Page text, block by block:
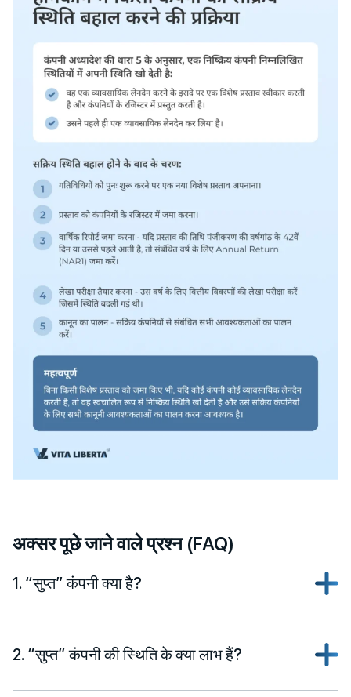
अक्सर पूछे जाने वाले प्रश्न (FAQ)
1. “सुप्त” कंपनी क्या है?
2. “सुप्त” कंपनी की स्थिति के क्या लाभ हैं?